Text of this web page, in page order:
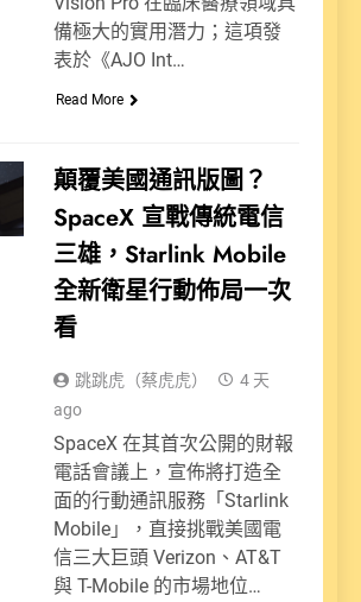
備極大的實用潛力；這項發
表於《AJO Int…
Read More
顛覆美國通訊版圖？
SpaceX 宣戰傳統電信
三雄，Starlink Mobile
全新衛星行動佈局一次
看
跳跳虎（蔡虎虎）
4 天
ago
SpaceX 在其首次公開的財報
電話會議上，宣佈將打造全
面的行動通訊服務「Starlink
Mobile」，直接挑戰美國電
信三大巨頭 Verizon、AT&T
與 T-Mobile 的市場地位…